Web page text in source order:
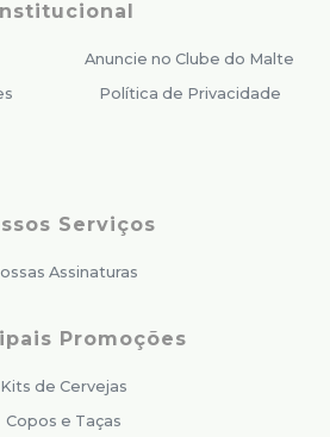
Institucional
Anuncie no Clube do Malte
Política de Privacidade
Serviços
Assinaturas
Promoções
Kits de Cervejas
Copos e Taças